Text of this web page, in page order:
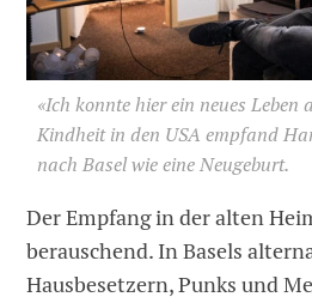
«Ich konnte hier ein neues Leben
Kindheit in den USA empfand
nach Basel wie eine Neugeburt.
Der Empfang in der alten
berauschend. In Basels
Hausbesetzern, Punks und